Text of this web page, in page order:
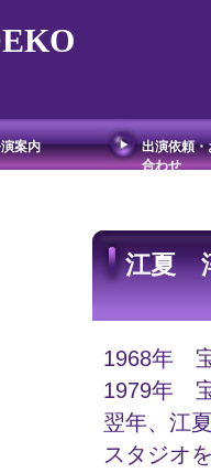
案内
出演依頼・
合わせ
江夏
1968年
1979年
翌年、江
スタジオ